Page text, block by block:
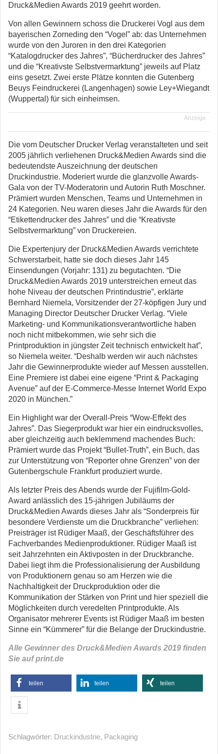
Druck&Medien Awards 2019 geehrt worden.
Von allen Gewinnern schoss die Druckerei Vogl aus dem
bayerischen Zorneding den “Vogel” ab: das Unternehmen
wurde von den Juroren in den drei Kategorien
“Katalogdrucker des Jahres”, “Bücherdrucker des Jahres”
und die “Kreativste Selbstvermarktung” jeweils auf Platz
eins gesetzt. Zwei erste Plätze konnten die Gutenberg
Beuys Feindruckerei (Langenhagen) sowie Ley+Wiegandt
(Wuppertal) für sich einheimsen.
Anzeige
Die vom Deutscher Drucker Verlag veranstalteten und seit
2005 jährlich verliehenen Druck&Medien Awards sind die
bedeutendste Auszeichnung der deutschen
Druckindustrie. Moderiert wurde die glanzvolle Awards-
Gala von der TV-Moderatorin und Autorin Ruth Moschner.
Prämiert wurden Menschen, Teams und Unternehmen in
24 Kategorien. Neu waren dieses Jahr die Awards für den
“Etikettendrucker des Jahres” und die “Kreativste
Selbstvermarktung” von Druckereien.
Die Expertenjury der Druck&Medien Awards verrichtete
Schwerstarbeit, hatte sie doch dieses Jahr 145
Einsendungen (Vorjahr: 131) zu begutachten. “Die
Druck&Medien Awards 2019 unterstreichen erneut das
hohe Niveau der deutschen Printindustrie”, erklärte
Bernhard Niemela, Vorsitzender der 27-köpfigen Jury und
Managing Director Deutscher Drucker Verlag. “Viele
Marketing- und Kommunikationsverantwortliche haben
noch nicht mitbekommen, wie sehr sich die
Printproduktion in jüngster Zeit technisch entwickelt hat”,
so Niemela weiter. “Deshalb werden wir auch nächstes
Jahr die Gewinnerprodukte wieder auf Messen ausstellen.
Eine Premiere ist dabei eine eigene “Print & Packaging
Avenue” auf der E-Commerce-Messe Internet World Expo
2020 in München.”
Ein Highlight war der Overall-Preis “Wow-Effekt des
Jahres”. Das Siegerprodukt war hier ein eindrucksvolles,
aber gleichzeitig auch beklemmend machendes Buch:
Prämiert wurde das Projekt “Bullet-Truth”, ein Buch, das
zur Unterstützung von “Reporter ohne Grenzen” von der
Gutenbergschule Frankfurt produziert wurde.
Als letzter Preis des Abends wurde der Fujifilm-Gold-
Award anlässlich des 15-jährigen Jubiläums der
Druck&Medien Awards dieses Jahr als “Sonderpreis für
besondere Verdienste um die Druckbranche” verliehen:
Preisträger ist Rüdiger Maaß, der Geschäftsführer des
Fachverbandes Medienproduktioner. Rüdiger Maaß ist
seit Jahrzehnten ein Aktivposten in der Druckbranche.
Dabei liegt ihm die Professionalisierung der Ausbildung
von Produktionern genau so am Herzen wie die
Nachhaltigkeit der Druckproduktion oder die
Kommunikation der Stärken von Print und hier speziell die
Möglichkeiten durch veredelten Printprodukte. Als
Organisator mehrerer Events ist Rüdiger Maaß im besten
Sinne ein “Kümmerer” für die Belange der Druckindustrie.
Alle Gewinner des Druck&Medien Awards 2019 finden
Sie auf print.de
teilen teilen teilen
Schlagwörter: Druckindustrie, Packaging